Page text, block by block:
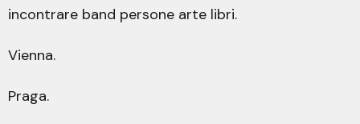
incontrare band persone arte libri.
Vienna.
Praga.